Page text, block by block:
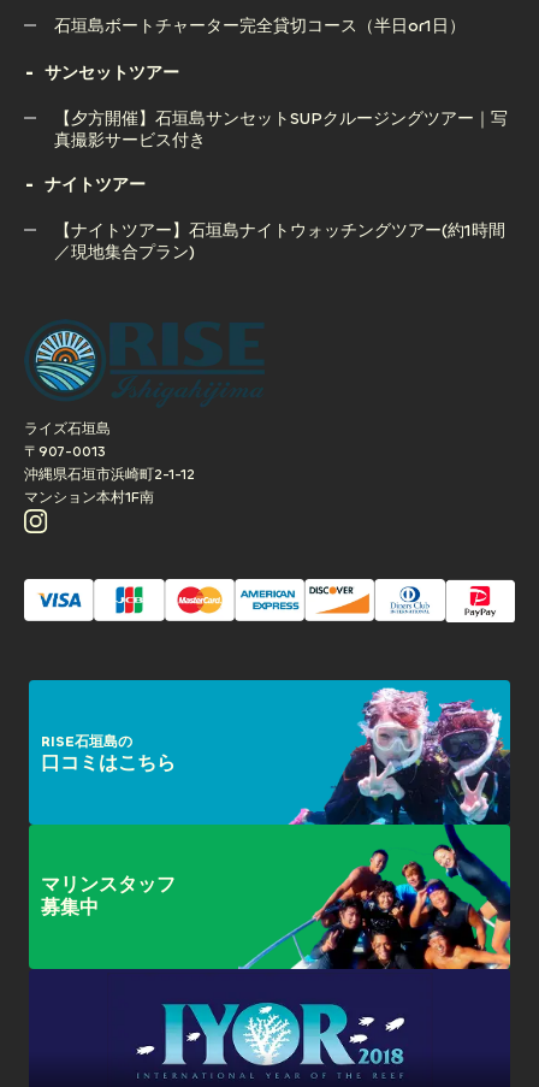
窟＆ウミガメツアー｜人気の2大スポット制覇
石垣島ボートチャーター完全貸切コース（半日or1日）
石垣島ボートチャーター完全貸切コース（半日or1日）
サンセットツアー
【夕方開催】石垣島サンセットSUPクルージングツアー｜写
真撮影サービス付き
【夕方開催】石垣島サンセットSUPクルージングツアー｜写
ナイトツアー
【ナイトツアー】石垣島ナイトウォッチングツアー(約1時間
／現地集合プラン)
／現地集合プラン)
ライズ石垣島
〒907-0013
沖縄県石垣市浜崎町2-1-12
マンション本村1F南
RISE石垣島の
口コミはこちら
マリンスタッフ
募集中